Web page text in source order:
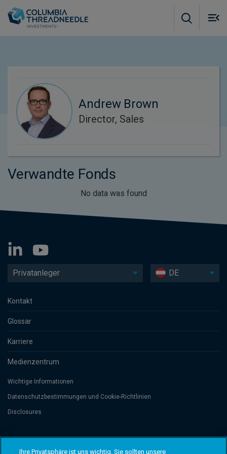
Andrew Brown
Director, Sales
Verwandte Fonds
No data was found
Privatanleger DE
Kontakt
Glossar
Karriere
Medienzentrum
Wichtige Informationen
Datenschutzbesti­mmungen und Cookie-Richtlinien
Disclosures
de Commerce et des Sociétés (Luxembourg), No. B 110242 and/or
Ihre Privatsphäre ist uns wichtig. Sie sollten unsere